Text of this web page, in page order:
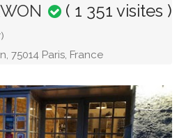
( 1 351 visites )
75014 Paris, France